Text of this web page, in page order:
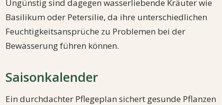
Ungünstig sind dagegen wasserliebende Kräuter wie
Basilikum oder Petersilie, da ihre unterschiedlichen
Feuchtigkeitsansprüche zu Problemen bei der
Bewässerung führen können.
Saisonkalender
Ein durchdachter Pflegeplan sichert gesunde Pflanzen